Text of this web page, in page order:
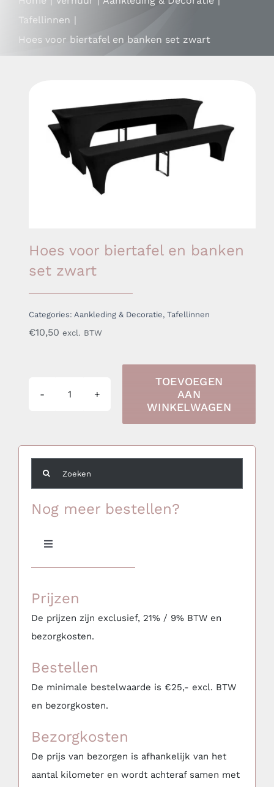
Mijn account
Partyverhuur de Harlekijn
Tafellinnen
Hoes voor biertafel en banken set zwart
Hoes voor biertafel en banken
set zwart
Categories: Aankleding & Decoratie, Tafellinnen
€10,50 excl. BTW
en
TOEVOEGEN
AAN
WINKELWAGEN
Zoeken
naar:
Nog meer bestellen?
Toggle
Aankleding & Decoratie
Serviesgoed, glaswerk, keuken & BBQ
Bars, Koelkasten & Koelingen
(Party)tenten, Overkappingen & Parasols
Prijzen
De prijzen zijn exclusief, 21% / 9% BTW en
bezorgkosten.
Bestellen
De minimale bestelwaarde is €25,- excl. BTW
en bezorgkosten.
Bezorgkosten
De prijs van bezorgen is afhankelijk van het
aantal kilometer en wordt achteraf samen met